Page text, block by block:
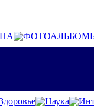
Наука